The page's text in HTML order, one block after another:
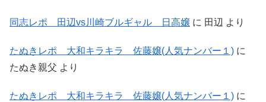
同志レポ 田辺vs川崎ブルギャル 日高嬢 に 田辺 より
たぬきレポ 大和キラキラ 佐藤嬢(人気ナンバー１) に
たぬき親父 より
たぬきレポ 大和キラキラ 佐藤嬢(人気ナンバー１) に